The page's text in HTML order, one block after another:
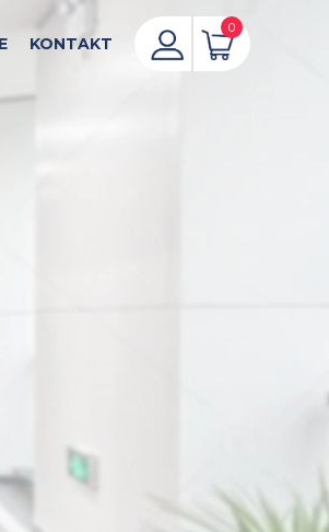
KONTAKT
0